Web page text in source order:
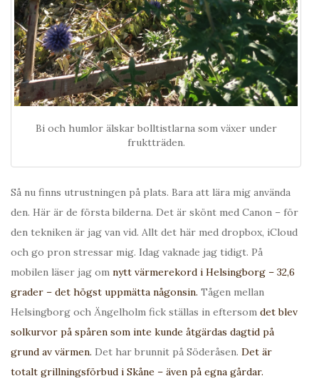
Bi och humlor älskar bolltistlarna som växer under
fruktträden.
Så nu finns utrustningen på plats. Bara att lära mig använda
den. Här är de första bilderna. Det är skönt med Canon – för
den tekniken är jag van vid. Allt det här med dropbox, iCloud
och go pron stressar mig. Idag vaknade jag tidigt. På
mobilen läser jag om nytt värmerekord i Helsingborg – 32,6
grader – det högst uppmätta någonsin. Tågen mellan
Helsingborg och Ängelholm fick ställas in eftersom det blev
solkurvor på spåren som inte kunde åtgärdas dagtid på
grund av värmen. Det har brunnit på Söderåsen. Det är
totalt grillningsförbud i Skåne – även på egna gårdar.